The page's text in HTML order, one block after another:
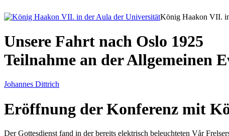
König Haakon VII.
Unsere Fahrt nach Oslo 1925
Teilnahme an der Allgemeinen
Johannes Dittrich
Eröffnung der Konferenz mit
Der Gottesdienst fand in der bereits elektrisch beleuchteten Vår